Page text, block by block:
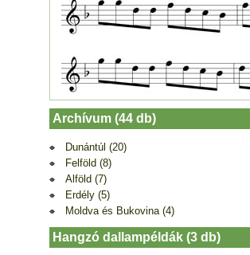
Archívum (44 db)
Dunántúl (20)
Felföld (8)
Alföld (7)
Erdély (5)
Moldva és Bukovina (4)
Hangzó dallampéldák (3 db)